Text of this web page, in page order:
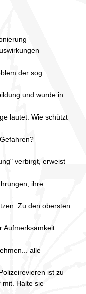
der sog.
und wurde in
lautet: Wie schützt
verbirgt, erweist
ihre
Zu den obersten
Aufmerksamkeit
alle
ist zu
mit. Halte sie